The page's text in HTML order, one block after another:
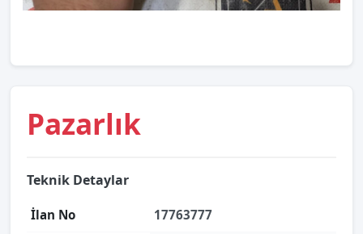
Pazarlık
Teknik Detaylar
İlan No 17763777